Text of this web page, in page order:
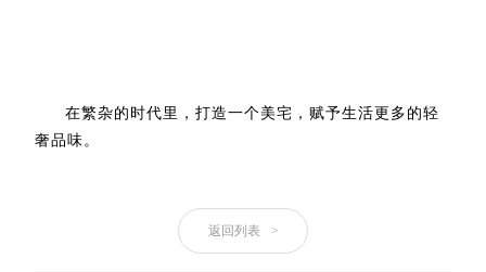
在繁杂的时代里，打造一个美宅，赋予生活更多的轻
奢品味。
返回列表 >